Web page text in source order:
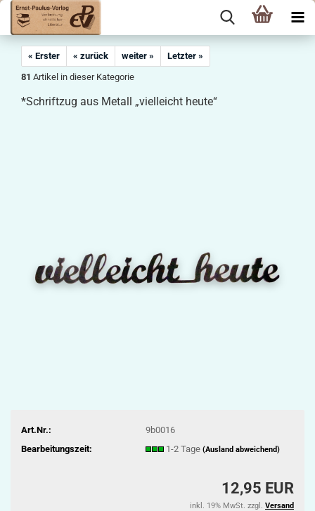
« Erster « zurück weiter »
Letzter »
81 Artikel in dieser Kategorie
*Schriftzug aus Metall „vielleicht heute“
Art.Nr.:
9b0016
Bearbeitungszeit:
1-2 Tage (Ausland abweichend)
12,95 EUR
inkl. 19% MwSt. zzgl. Versand